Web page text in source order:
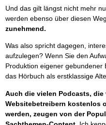
Und das gilt längst nicht mehr
werden ebenso über diesen
zunehmend.
Was also spricht dagegen,
aufzulegen? Wenn Sie den
Produktion eigener gebundener
das Hörbuch als erstklassige
Auch die vielen Podcasts, die
Websitebetreibern kostenlos
werden, zeugen von der